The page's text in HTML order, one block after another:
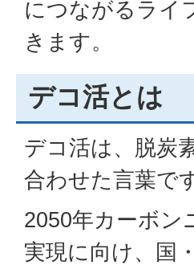
につながるライ
きます。
デコ活とは
デコ活は、脱炭
合わせた言葉で
2050年カーボン
実現に向け、国